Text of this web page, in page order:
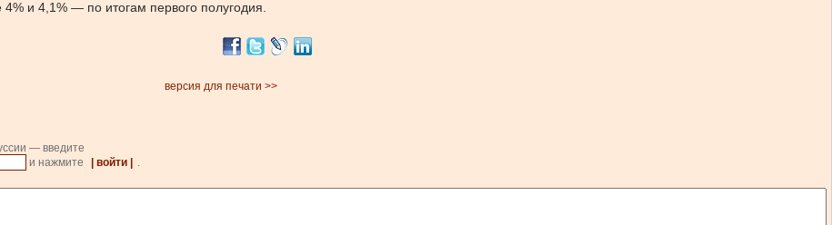
и 4,1% — по итогам первого полугодия.
версия для печати >>
— введите
и нажмите | войти |
.